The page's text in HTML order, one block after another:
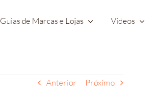
Guias de Marcas e Lojas Vídeos
Anterior Próximo